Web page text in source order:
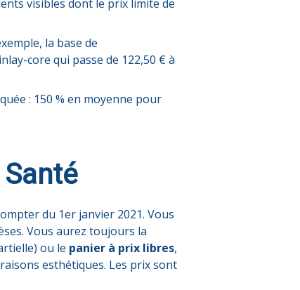
visibles dont le prix limite de
la base de
core qui passe de 122,50 € à
: 150 % en moyenne pour
du 1er janvier 2021. Vous
Vous aurez toujours la
ou le panier à prix libres,
esthétiques. Les prix sont